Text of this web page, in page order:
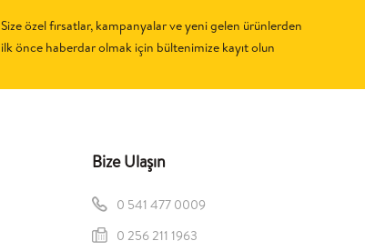
Size özel fırsatlar, kampanyalar ve yeni gelen ürünlerden
ilk önce haberdar olmak için bültenimize kayıt olun
Bize Ulaşın
0 541 477 0009
0 256 211 1963